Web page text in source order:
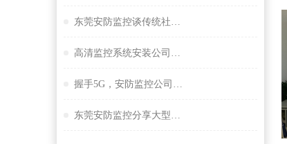
东莞安防监控谈传统社区存在的问题
高清监控系统安装公司阐述失驾人员管控系统
握手5G，安防监控公司谈描绘未来大交通云锦蓝图
东莞安防监控分享大型桥隧监控系统解决方案设计